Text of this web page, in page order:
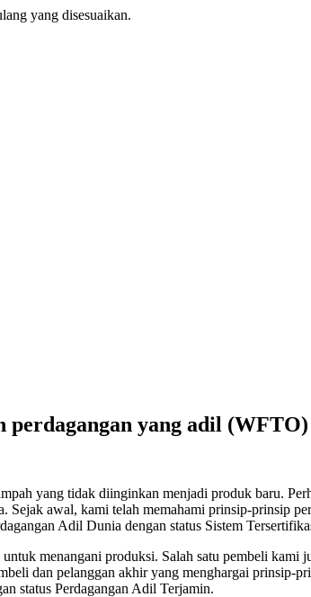
yang disesuaikan.
perdagangan yang adil (WFTO)
yang tidak diinginkan menjadi produk baru.
Sejak awal, kami telah memahami prinsip-prinsip
Adil Dunia dengan status Sistem
menangani produksi. Salah satu pembeli
dan pelanggan akhir yang menghargai prinsip-
status Perdagangan Adil Terjamin.